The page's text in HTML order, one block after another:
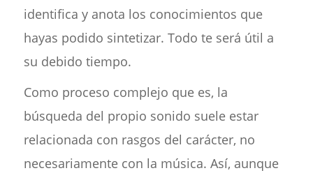
identifica y anota los conocimientos que
hayas podido sintetizar. Todo te será útil a
su debido tiempo.
Como proceso complejo que es, la
búsqueda del propio sonido suele estar
relacionada con rasgos del carácter, no
necesariamente con la música. Así, aunque